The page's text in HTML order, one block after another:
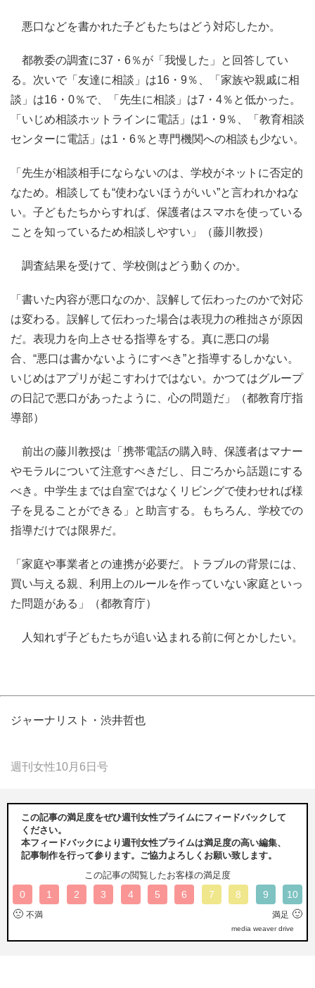
悪口などを書かれた子どもたちはどう対応したか。
都教委の調査に37・6％が「我慢した」と回答してい
る。次いで「友達に相談」は16・9％、「家族や親戚に相
談」は16・0％で、「先生に相談」は7・4％と低かった。
「いじめ相談ホットラインに電話」は1・9％、「教育相談
センターに電話」は1・6％と専門機関への相談も少ない。
「先生が相談相手にならないのは、学校がネットに否定的
なため。相談しても“使わないほうがいい”と言われかねな
い。子どもたちからすれば、保護者はスマホを使っている
ことを知っているため相談しやすい」（藤川教授）
調査結果を受けて、学校側はどう動くのか。
「書いた内容が悪口なのか、誤解して伝わったのかで対応
は変わる。誤解して伝わった場合は表現力の稚拙さが原因
だ。表現力を向上させる指導をする。真に悪口の場
合、“悪口は書かないようにすべき”と指導するしかない。
いじめはアプリが起こすわけではない。かつてはグループ
の日記で悪口があったように、心の問題だ」（都教育庁指
導部）
前出の藤川教授は「携帯電話の購入時、保護者はマナー
やモラルについて注意すべきだし、日ごろから話題にする
べき。中学生までは自室ではなくリビングで使わせれば様
子を見ることができる」と助言する。もちろん、学校での
指導だけでは限界だ。
「家庭や事業者との連携が必要だ。トラブルの背景には、
買い与える親、利用上のルールを作っていない家庭といっ
た問題がある」（都教育庁）
人知れず子どもたちが追い込まれる前に何とかしたい。
ジャーナリスト・渋井哲也
週刊女性10月6日号
この記事の満足度をぜひ週刊女性プライムにフィードバックして
ください。
本フィードバックにより週刊女性プライムは満足度の高い編集、
記事制作を行って参ります。ご協力よろしくお願い致します。
この記事の閲覧したお客様の満足度
0 1 2 3 4 5 6 7 8 9 10
🙁 不満 満足 🙂
media weaver drive